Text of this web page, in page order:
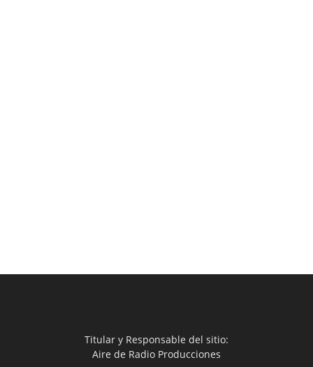
Titular y Responsable del sitio:
Aire de Radio Producciones